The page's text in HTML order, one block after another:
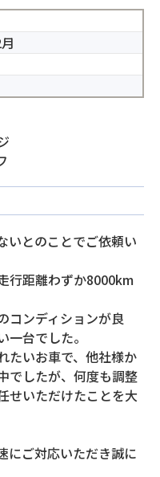
いとのことでご依頼い
行距離わずか8000km
コンディションが良
台でした。
たいお車で、他社様か
でしたが、何度も調整
せいただけたことを大
にご対応いただき誠に